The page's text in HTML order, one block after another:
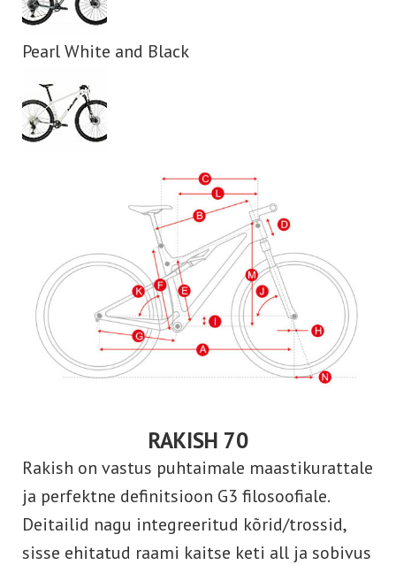
Pearl White and Black
RAKISH 70
Rakish on vastus puhtaimale maastikurattale
ja perfektne definitsioon G3 filosoofiale.
Deitailid nagu integreeritud kõrid/trossid,
sisse ehitatud raami kaitse keti all ja sobivus